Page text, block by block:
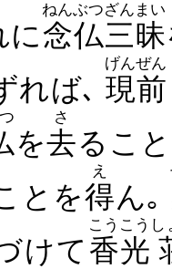
に念仏
ねんぶつ
三昧
ざんまい
れば､ 現前
げんぜん
を去
さ
ること
とを得
え
ん｡
けて 香光
こうこう し